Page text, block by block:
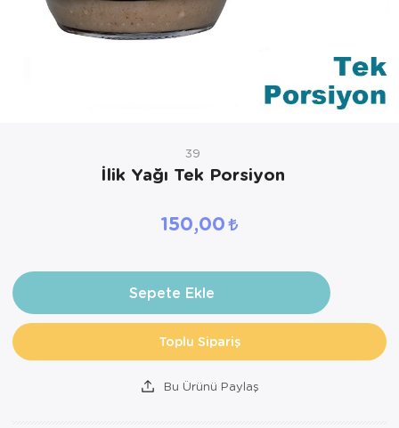
39
İlik Yağı Tek Porsiyon
150,00
Sepete Ekle
Toplu Sipariş
Bu Ürünü Paylaş